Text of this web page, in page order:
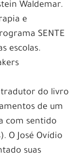
Waldemar.
e
SENTE
escolas.
do livro
de um
com sentido
O José Ovídio
suas